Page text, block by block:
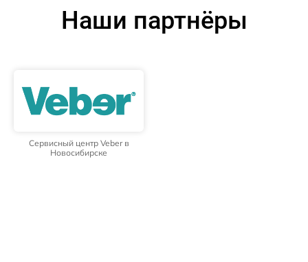
Наши партнёры
Сервисный центр Veber в
Новосибирске